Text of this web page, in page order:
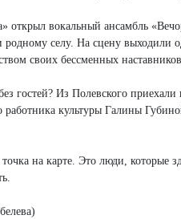
открыл вокальный ансамбль
селу. На сцену выходили
своих бессменных
гостей? Из Полевского
работника культуры Галины
на карте. Это люди, которые